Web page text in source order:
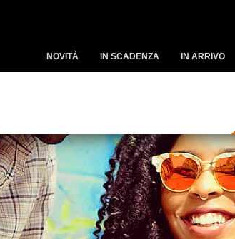
NOVITÀ IN SCADENZA IN ARRIVO